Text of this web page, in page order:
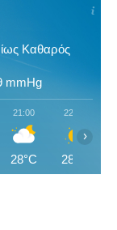
Καθαρός
mmHg
21:00
28°C
22:00
28°C
›